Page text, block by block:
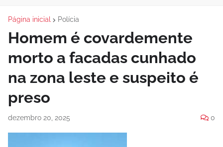
Página inicial Polícia
Homem é covardemente
morto a facadas cunhado
na zona leste e suspeito é
preso
dezembro 20, 2025 0